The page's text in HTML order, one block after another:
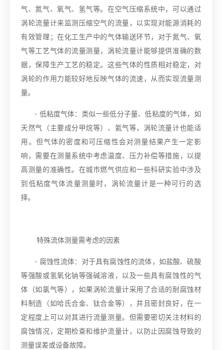
气、氮气、氧气、氢气等。在空气压缩系统中，可以通过
涡轮流量计来监测压缩空气的流量，以实现对能源消耗的
有效管理；在化工生产中的气体输送环节，对于氮气、氧
气等工艺气体的流量测量，涡轮流量计能够提供准确的数
据，保障生产工艺的稳定。这些气体的性质相对稳定，对
涡轮的作用力能较好地反映气体的流速，从而实现流量测
量。
- 低粘度气体：类似一些低分子量、低粘度的气体，如
天然气（主要成分甲烷等）、氦气等，涡轮流量计也能适
用。但气体的密度和可压缩性会对测量结果产生一定影
响，需要在测量系统中考虑温度、压力补偿等措施，以提
高测量的准确性。在城市燃气供应和一些科研实验中涉及
到低粘度气体流量测量时，涡轮流量计是一种可行的选
择。
特殊流体测量需考虑的因素
- 腐蚀性流体：对于具有腐蚀性的流体，如盐酸、硫酸
等强酸或氢氧化钠等强碱溶液，以及一些具有腐蚀性的气
体（如氯气等），如果涡轮流量计采用了合适的耐腐蚀材
料制造（如哈氏合金、钛合金等），并且密封良好，在一
定程度上可以对其进行流量测量。但需要密切关注材料的
腐蚀情况，定期检查和维护流量计，以防止因腐蚀导致的
测量误差或设备故障。